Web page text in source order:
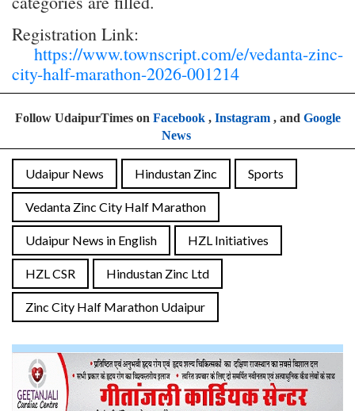
Registration Link:
https://www.townscript.com/e/vedanta-zinc-
city-half-marathon-2026-001214
Follow UdaipurTimes on Facebook, Instagram, and Google
News
Udaipur News Hindustan Zinc Sports
Vedanta Zinc City Half Marathon
Udaipur News in English HZL Initiatives
HZL CSR Hindustan Zinc Ltd
Zinc City Half Marathon Udaipur